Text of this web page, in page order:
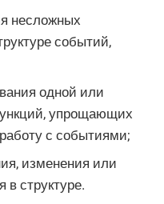
несложных
событий,
одной или
упрощающих
с событиями;
изменения или
в структуре.